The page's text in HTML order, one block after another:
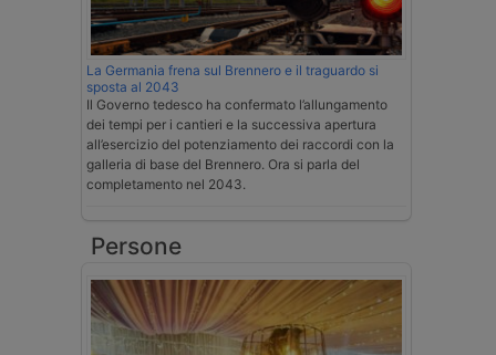
La Germania frena sul Brennero e il traguardo si
sposta al 2043
Il Governo tedesco ha confermato l’allungamento
dei tempi per i cantieri e la successiva apertura
all’esercizio del potenziamento dei raccordi con la
galleria di base del Brennero. Ora si parla del
completamento nel 2043.
Persone